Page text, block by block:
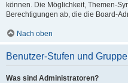
können. Die Möglichkeit, Themen-
Berechtigungen ab, die die Board-
Nach oben
Benutzer-Stufen und
Was sind Administratoren?